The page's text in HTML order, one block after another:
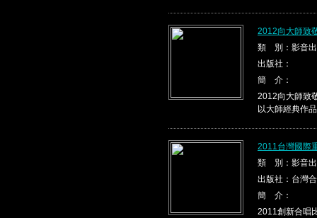
2012向大師致
類 別：影音
出版社：
簡 介：
2012向大師致
以大師經典作
2011台灣國際
類 別：影音
出版社：台灣
簡 介：
2011創新合唱